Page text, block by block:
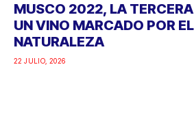
MUSCO 2022, LA
UN VINO MARCADO POR
NATURALEZA
22 JULIO, 2026